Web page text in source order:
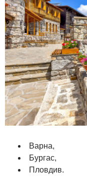
Варна,
Бургас,
Пловдив.